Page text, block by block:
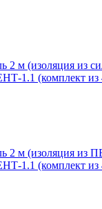
2 м (изоляция из
(комплект из
2 м (изоляция из
(комплект из